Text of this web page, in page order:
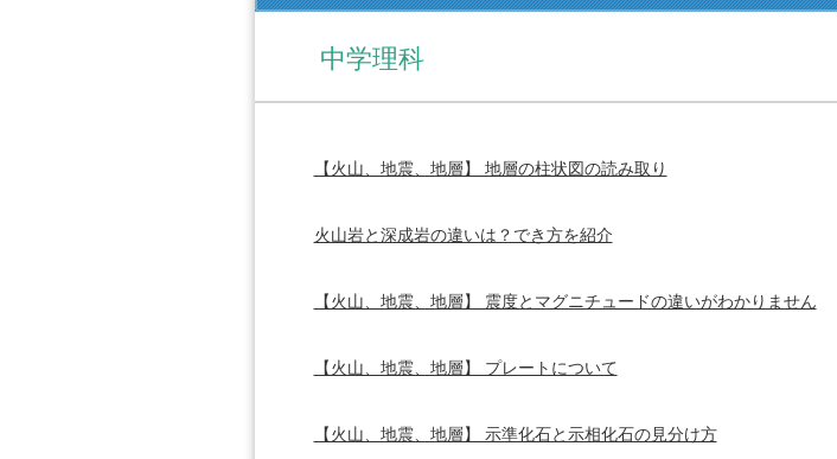
中学理科
【火山、地震、地層】 地層の柱状図の読み取り
火山岩と深成岩の違いは？でき方を紹介
【火山、地震、地層】 震度とマグニチュードの違いがわかりません
【火山、地震、地層】 プレートについて
【火山、地震、地層】 示準化石と示相化石の見分け方